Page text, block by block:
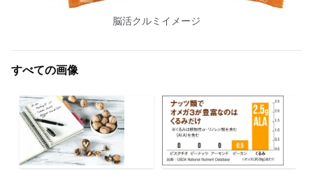
脳活クルミイメージ
すべての画像